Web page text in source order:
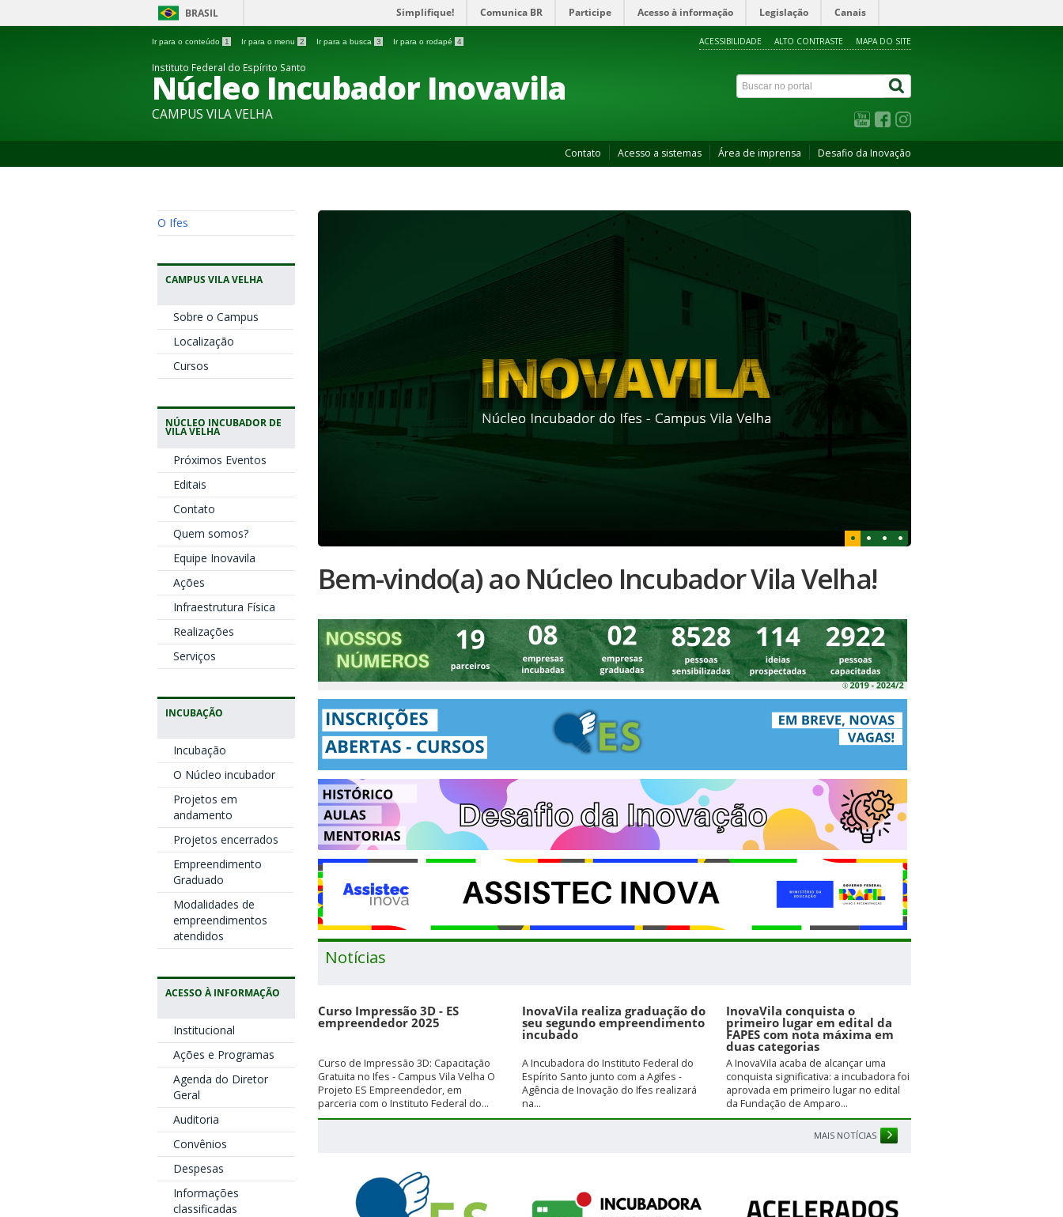
BRASIL Simplifique! Comunica BR Participe Acesso à informação Legislação Canais
Ir para o conteúdo 1 Ir para o menu 2 Ir para a busca 3 Ir para o rodapé 4 ACESSIBILIDADE ALTO CONTRASTE MAPA DO SITE
Instituto Federal do Espírito Santo
Núcleo Incubador Inovavila
CAMPUS VILA VELHA
Contato Acesso a sistemas Área de imprensa Desafio da Inovação
O Ifes
CAMPUS VILA VELHA
Sobre o Campus
Localização
Cursos
NÚCLEO INCUBADOR DE
VILA VELHA
Próximos Eventos
Editais
Contato
Quem somos?
Equipe Inovavila
Ações
Infraestrutura Física
Realizações
Serviços
INCUBAÇÃO
Incubação
O Núcleo incubador
Projetos em
andamento
Projetos encerrados
Empreendimento
Graduado
Modalidades de
empreendimentos
atendidos
ACESSO À INFORMAÇÃO
Institucional
Ações e Programas
Agenda do Diretor
Geral
Auditoria
Convênios
Despesas
Informações
classificadas
Bem-vindo(a) ao Núcleo Incubador Vila Velha!
Notícias
Curso Impressão 3D - ES
empreendedor 2025
Curso de Impressão 3D: Capacitação
Gratuita no Ifes - Campus Vila Velha O
Projeto ES Empreendedor, em
parceria com o Instituto Federal do...
InovaVila realiza graduação do
seu segundo empreendimento
incubado
A Incubadora do Instituto Federal do
Espírito Santo junto com a Agifes -
Agência de Inovação do Ifes realizará
na...
InovaVila conquista o
primeiro lugar em edital da
FAPES com nota máxima em
duas categorias
A InovaVila acaba de alcançar uma
conquista significativa: a incubadora foi
aprovada em primeiro lugar no edital
da Fundação de Amparo...
MAIS NOTÍCIAS